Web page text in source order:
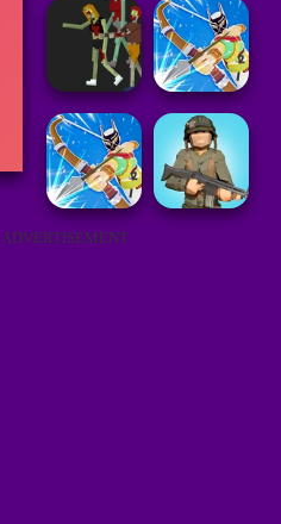
ADVERTISEMENT